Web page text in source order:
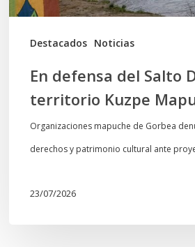
Destacados Noticias
Kuzpe
Mapu
En defensa del Salto
territorio Kuzpe
Organizaciones mapuche de Gorbea
derechos y patrimonio cultural ante
23/07/2026